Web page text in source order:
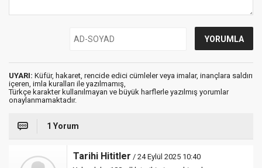
UYARI: Küfür, hakaret, rencide edici cümleler veya imalar, inançlara saldırı
içeren, imla kuralları ile yazılmamış,
Türkçe karakter kullanılmayan ve büyük harflerle yazılmış yorumlar
onaylanmamaktadır.
1 Yorum
Tarihi Hititler / 24 Eylül 2025 10:40